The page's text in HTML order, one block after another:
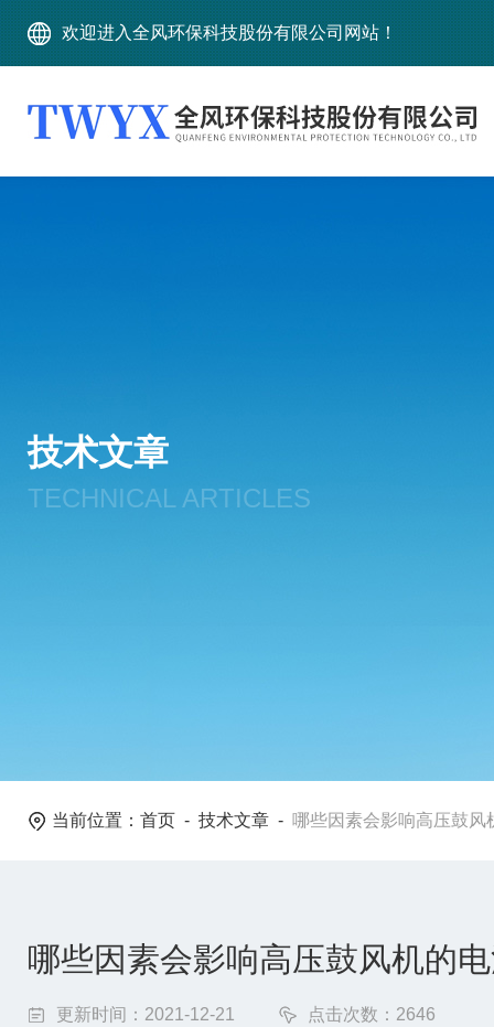
欢迎进入全风环保科技股份有限公司网站！
技术文章
TECHNICAL ARTICLES
当前位置： 首页 - 技术文章 - 哪些因素会影响高压鼓风
哪些因素会影响高压鼓风机的
更新时间：2021-12-21 点击次数：2646